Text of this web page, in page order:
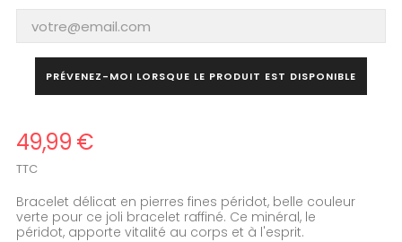
PRÉVENEZ-MOI LORSQUE LE PRODUIT EST DISPONIBLE
49,99 €
TTC
Bracelet délicat en pierres fines péridot, belle couleur
verte pour ce joli bracelet raffiné. Ce minéral, le
péridot, apporte vitalité au corps et à l'esprit.